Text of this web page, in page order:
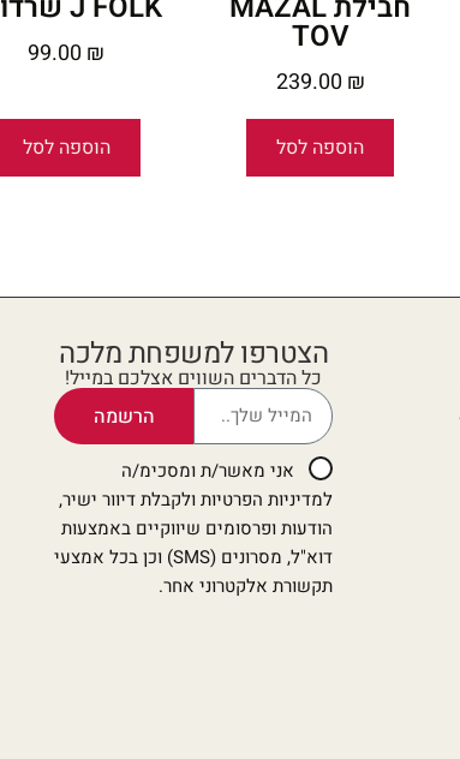
TOV
239.00 ₪
הוספה לסל
99.00 ₪
הוספה לסל
הצטרפו למשפחת מלכה
כל הדברים השווים אצלכם במייל!
אני מאשר/ת ומסכימ/ה
למדיניות הפרטיות ולקבלת דיוור ישיר,
הודעות ופרסומים שיווקיים באמצעות
דוא"ל, מסרונים (SMS) וכן בכל אמצעי
תקשורת אלקטרוני אחר.
הרשמה